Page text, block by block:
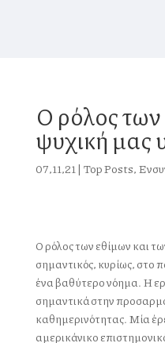
Ο ρόλος
ψυχική μας
07,11,21 | Top Posts,
Ο ρόλος των εθίμων και
σημαντικός, κυρίως, στο
ένα βαθύτερο νόημα. Η
σημαντικά στην
καθημερινότητας. Μία
αμερικάνικο